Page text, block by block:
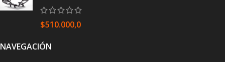
$510.000,0
NAVEGACIÓN